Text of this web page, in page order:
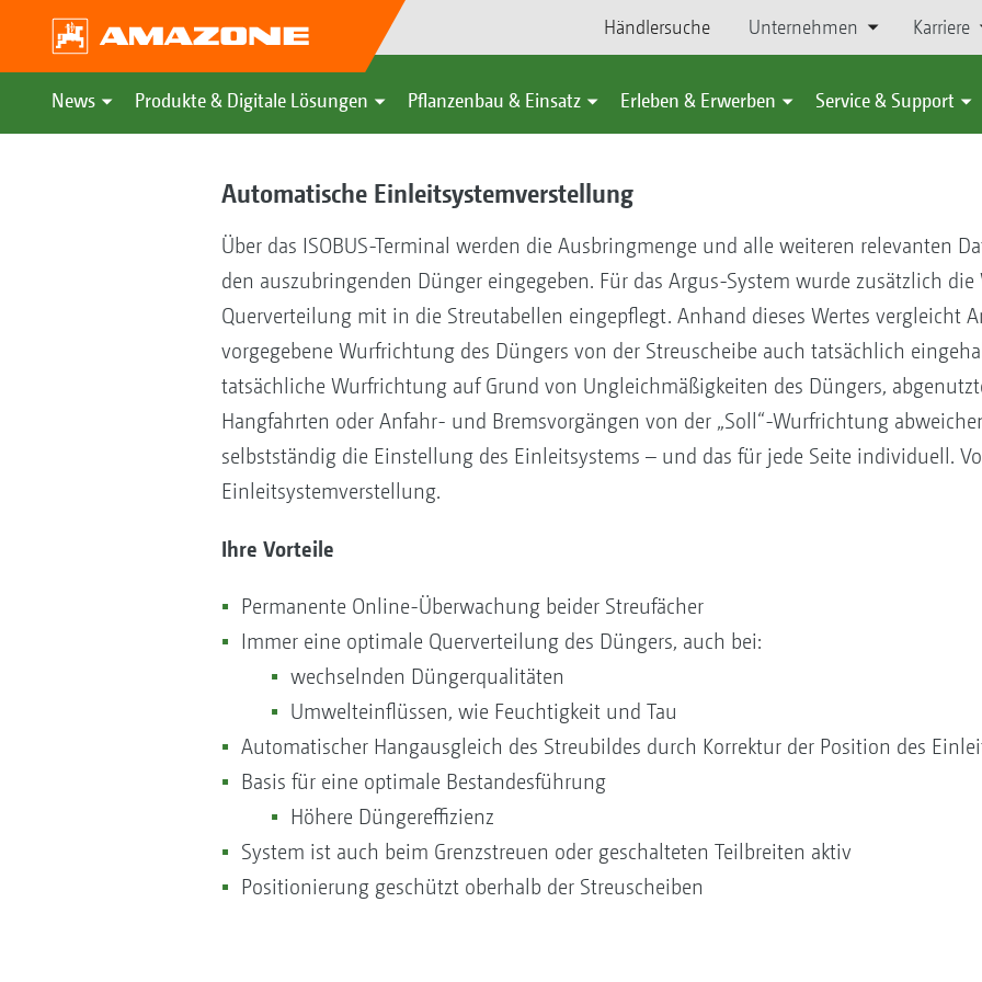
Händlersuche Unternehmen Karriere
News Produkte & Digitale Lösungen Pflanzenbau & Einsatz Erleben & Erwerben Service & Support
Automatische Einleitsystemverstellung
Über das ISOBUS-Terminal werden die Ausbringmenge und alle weiteren relevanten
den auszubringenden Dünger eingegeben. Für das Argus-System wurde zusätzlich
Querverteilung mit in die Streutabellen eingepflegt. Anhand dieses Wertes vergleicht
vorgegebene Wurfrichtung des Düngers von der Streuscheibe auch tatsächlich
tatsächliche Wurfrichtung auf Grund von Ungleichmäßigkeiten des Düngers,
Hangfahrten oder Anfahr- und Bremsvorgängen von der „Soll“-Wurfrichtung
selbstständig die Einstellung des Einleitsystems – und das für jede Seite individuell.
Einleitsystemverstellung.
Ihre Vorteile
Permanente Online-Überwachung beider Streufächer
Immer eine optimale Querverteilung des Düngers, auch bei:
wechselnden Düngerqualitäten
Umwelteinflüssen, wie Feuchtigkeit und Tau
Automatischer Hangausgleich des Streubildes durch Korrektur der Position des
Basis für eine optimale Bestandesführung
Höhere Düngereffizienz
System ist auch beim Grenzstreuen oder geschalteten Teilbreiten aktiv
Positionierung geschützt oberhalb der Streuscheiben